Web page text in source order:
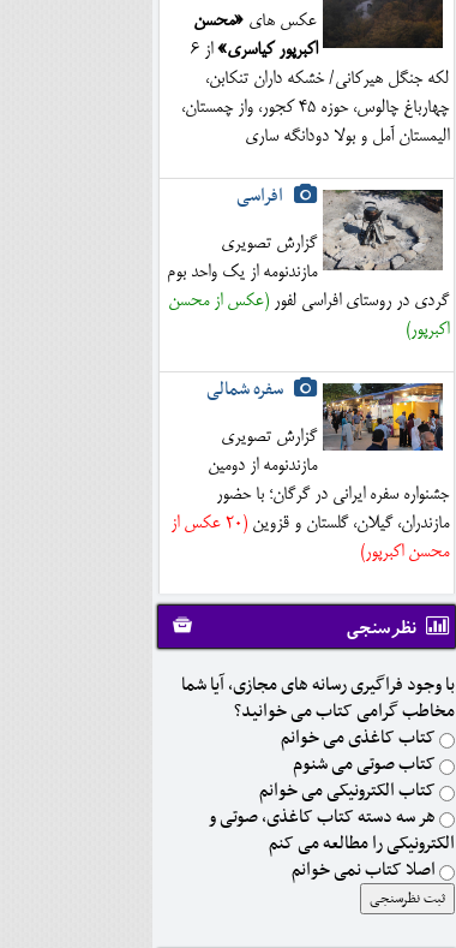
عکس های«محسن
اکبرپور کیاسری»
از 6
لکه جنگل هیرکانی/ خشکه داران تنکابن،
چهارباغ چالوس، حوزه ۴۵ کجور، واز چمستان،
الیمستان آمل و بولا دودانگه ساری
افراسی
گزارش تصویری
مازندنومه از یک واحد بوم
گردی در روستای افراسی لفور(عکس از محسن
اکبرپور)
سفره شمالی
گزارش تصویری
مازندنومه از دومین
جشنواره سفره ایرانی در گرگان؛ با حضور
مازندران، گیلان، گلستان و قزوین
(20 عکس از
محسن اکبرپور)
نظرسنجی
با وجود فراگیری رسانه های مجازی، آیا شما
مخاطب گرامی کتاب می خوانید؟
کتاب کاغذی می خوانم
کتاب صوتی می شنوم
کتاب الکترونیکی می خوانم
هر سه دسته کتاب کاغذی، صوتی و
الکترونیکی را مطالعه می کنم
اصلا کتاب نمی خوانم